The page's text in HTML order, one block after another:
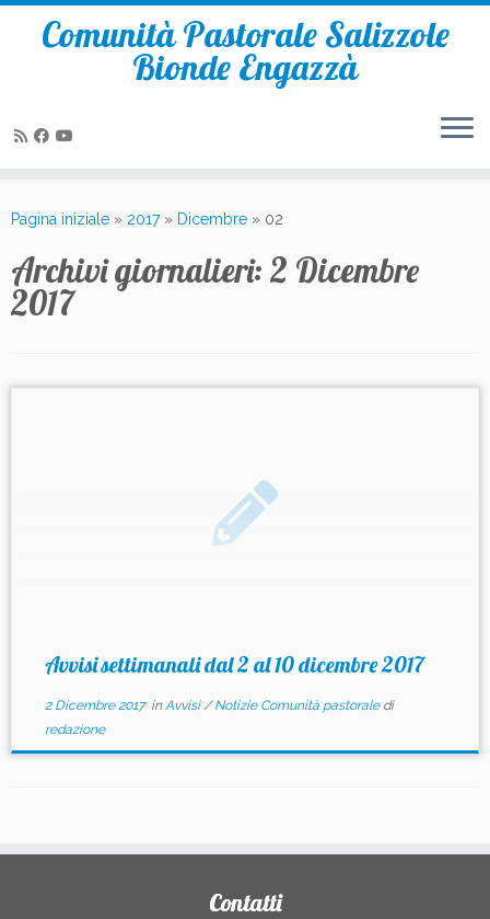
Comunità Pastorale Salizzole
Bionde Engazzà
Pagina iniziale » 2017 » Dicembre » 02
Archivi giornalieri: 2 Dicembre
2017
Avvisi settimanali dal 2 al 10 dicembre 2017
2 Dicembre 2017inAvvisi/Notizie Comunità pastorale di
redazione
Contatti